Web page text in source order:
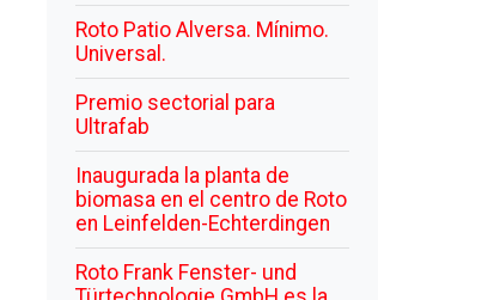
Roto Patio Alversa. Mínimo.
Universal.
Premio sectorial para
Ultrafab
Inaugurada la planta de
biomasa en el centro de Roto
en Leinfelden-Echterdingen
Roto Frank Fenster- und